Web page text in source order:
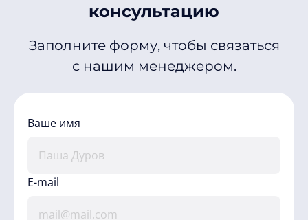
консультацию
Заполните форму, чтобы связаться
с нашим менеджером.
Ваше имя
E-mail